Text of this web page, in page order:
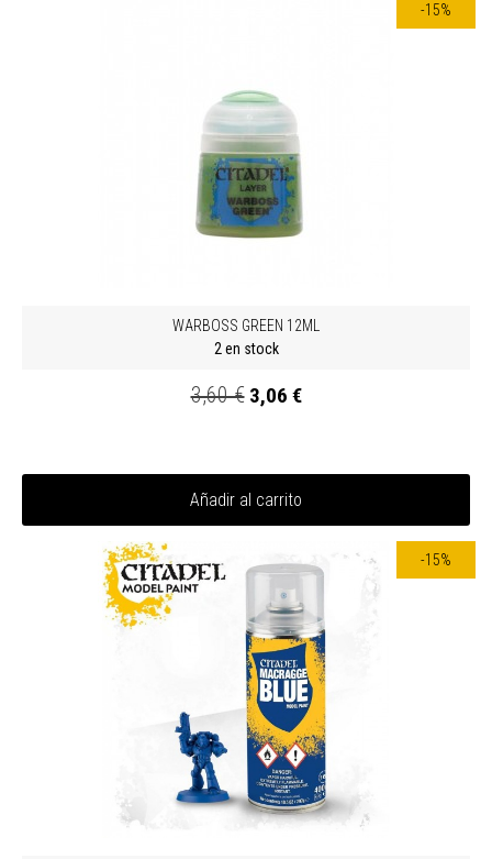
-15%
WARBOSS GREEN 12ML
2 en stock
3,60 € 3,06 €
Añadir al carrito
-15%